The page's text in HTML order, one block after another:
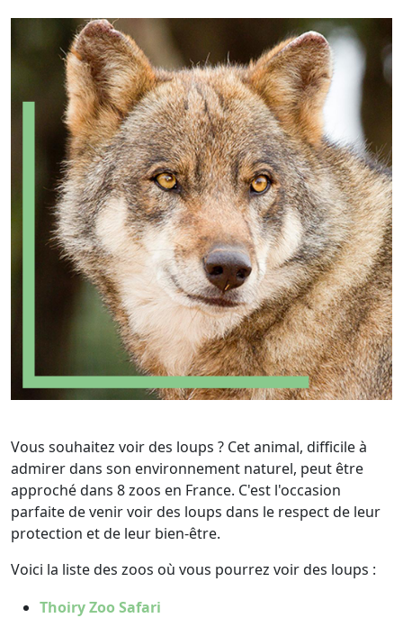
Vous souhaitez voir des loups ? Cet animal, difficile à
admirer dans son environnement naturel, peut être
approché dans 8 zoos en France. C'est l'occasion
parfaite de venir voir des loups dans le respect de leur
protection et de leur bien-être.
Voici la liste des zoos où vous pourrez voir des loups :
Thoiry Zoo Safari